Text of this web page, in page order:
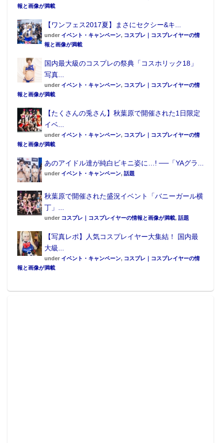
報と画像が満載
【ワンフェス2017夏】まさにセクシー&キ...
under イベント・キャンペーン, コスプレ｜コスプレイヤーの情
報と画像が満載
国内最大級のコスプレの祭典「コスホリック18」
写真...
under イベント・キャンペーン, コスプレ｜コスプレイヤーの情
報と画像が満載
【たくさんの兎さん】秋葉原で開催された1日限定
イベ...
under イベント・キャンペーン, コスプレ｜コスプレイヤーの情
報と画像が満載
あのアイドル達が純白ビキニ姿に…! ──「YAグラ...
under イベント・キャンペーン, 話題
秋葉原で開催された盛況イベント「バニーガール横
丁」...
under コスプレ｜コスプレイヤーの情報と画像が満載, 話題
【写真レポ】人気コスプレイヤー大集結！ 国内最
大級...
under イベント・キャンペーン, コスプレ｜コスプレイヤーの情
報と画像が満載